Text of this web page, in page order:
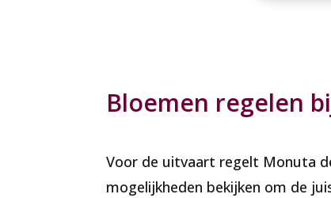
Bloemen regelen
Voor de uitvaart regelt Monuta
mogelijkheden bekijken om de